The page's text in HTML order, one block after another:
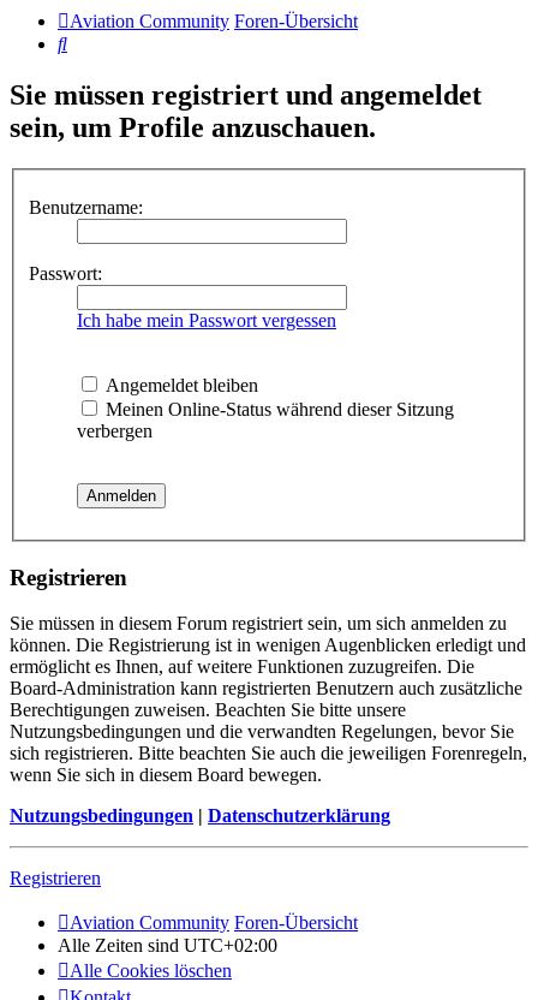
Aviation Community Foren-Übersicht
Suche
Sie müssen registriert und angemeldet
sein, um Profile anzuschauen.
Benutzername:
Passwort:
Ich habe mein Passwort vergessen
Angemeldet bleiben
Meinen Online-Status während dieser Sitzung
verbergen
Registrieren
Sie müssen in diesem Forum registriert sein, um sich anmelden zu
können. Die Registrierung ist in wenigen Augenblicken erledigt und
ermöglicht es Ihnen, auf weitere Funktionen zuzugreifen. Die
Board-Administration kann registrierten Benutzern auch zusätzliche
Berechtigungen zuweisen. Beachten Sie bitte unsere
Nutzungsbedingungen und die verwandten Regelungen, bevor Sie
sich registrieren. Bitte beachten Sie auch die jeweiligen Forenregeln,
wenn Sie sich in diesem Board bewegen.
Nutzungsbedingungen | Datenschutzerklärung
Registrieren
Aviation Community Foren-Übersicht
Alle Zeiten sind UTC+02:00
Alle Cookies löschen